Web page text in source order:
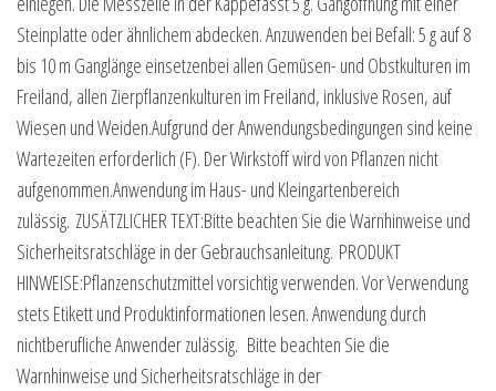
Steinplatte oder ähnlichem abdecken. Anzuwenden bei Befall: 5 g auf 8
bis 10 m Ganglänge einsetzenbei allen Gemüsen- und Obstkulturen im
Freiland, allen Zierpflanzenkulturen im Freiland, inklusive Rosen, auf
Wiesen und Weiden.Aufgrund der Anwendungsbedingungen sind keine
Wartezeiten erforderlich (F). Der Wirkstoff wird von Pflanzen nicht
aufgenommen.Anwendung im Haus- und Kleingartenbereich
zulässig. ZUSÄTZLICHER TEXT:Bitte beachten Sie die Warnhinweise und
Sicherheitsratschläge in der Gebrauchsanleitung. PRODUKT
HINWEISE:Pflanzenschutzmittel vorsichtig verwenden. Vor Verwendung
stets Etikett und Produktinformationen lesen. Anwendung durch
nichtberufliche Anwender zulässig. Bitte beachten Sie die
Warnhinweise und Sicherheitsratschläge in der